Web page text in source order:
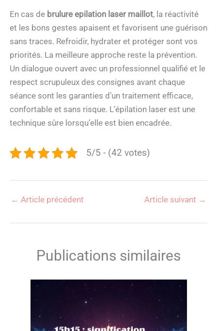
En cas de brulure epilation laser maillot, la réactivité
et les bons gestes apaisent et favorisent une guérison
sans traces. Refroidir, hydrater et protéger sont vos
priorités. La meilleure approche reste la prévention.
Un dialogue ouvert avec un professionnel qualifié et le
respect scrupuleux des consignes avant chaque
séance sont les garanties d’un traitement efficace,
confortable et sans risque. L’épilation laser est une
technique sûre lorsqu’elle est bien encadrée.
5/5 - (42 votes)
← Article précédent Article suivant →
Publications similaires